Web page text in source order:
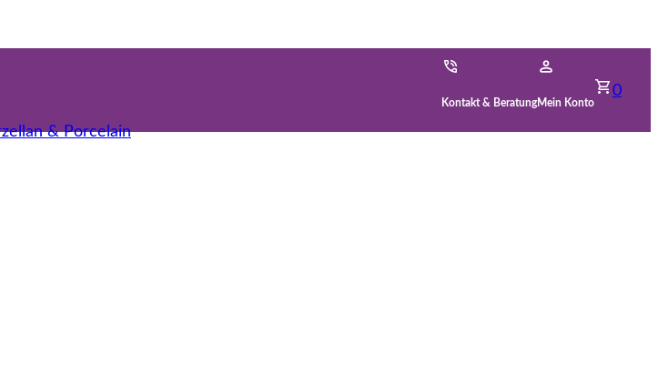
Kontakt & BeratungMein Konto
0